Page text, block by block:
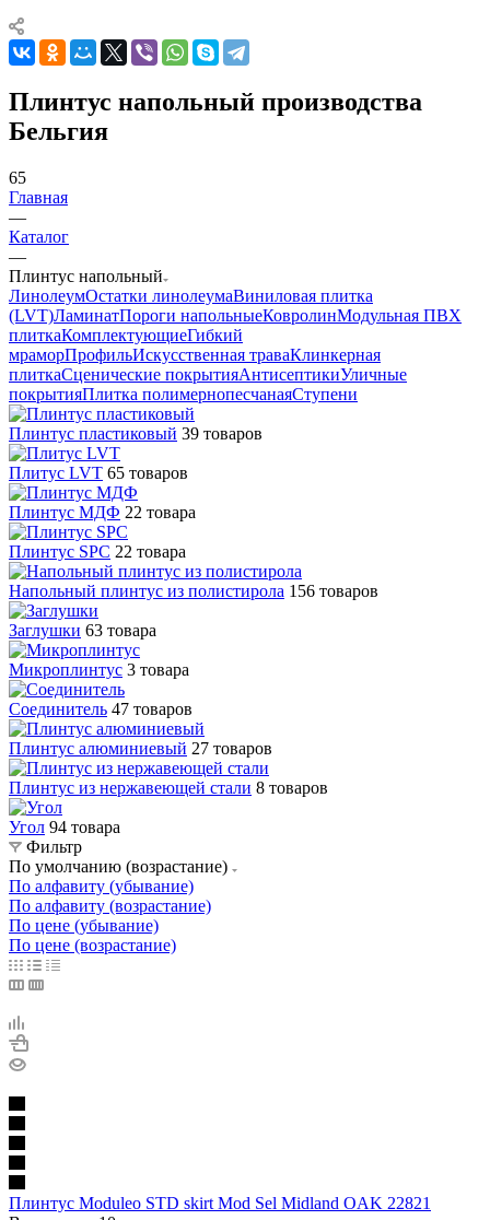
Плинтус напольный производства
Бельгия
65
Главная
—
Каталог
—
Плинтус напольный
ЛинолеумОстатки линолеумаВиниловая плитка
(LVT)ЛаминатПороги напольныеКовролинМодульная ПВХ
плиткаКомплектующиеГибкий
мраморПрофильИскусственная траваКлинкерная
плиткаСценические покрытияАнтисептикиУличные
покрытияПлитка полимернопесчанаяСтупени
Плинтус пластиковый 39 товаров
Плитус LVT 65 товаров
Плинтус МДФ 22 товара
Плинтус SPC 22 товара
Напольный плинтус из полистирола 156 товаров
Заглушки 63 товара
Микроплинтус 3 товара
Соединитель 47 товаров
Плинтус алюминиевый 27 товаров
Плинтус из нержавеющей стали 8 товаров
Угол 94 товара
Фильтр
По умолчанию (возрастание)
По алфавиту (убывание)
По алфавиту (возрастание)
По цене (убывание)
По цене (возрастание)
Плинтус Moduleo STD skirt Mod Sel Midland OAK 22821